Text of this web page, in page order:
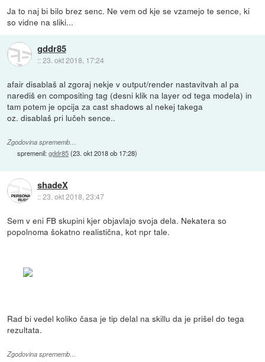
Ja to naj bi bilo brez senc. Ne vem od kje se vzamejo te sence, ki
so vidne na sliki...
gddr85
::23. okt 2018, 17:24
afair disablaš al zgoraj nekje v output/render nastavitvah al pa
narediš en compositing tag (desni klik na layer od tega modela) in
tam potem je opcija za cast shadows al nekej takega
oz. disablaš pri lučeh sence..
Zgodovina sprememb…
spremenil:gddr85(23. okt 2018 ob 17:28)
shadeX
::23. okt 2018, 23:47
Sem v eni FB skupini kjer objavlajo svoja dela. Nekatera so
popolnoma šokatno realistična, kot npr tale.
Rad bi vedel koliko časa je tip delal na skillu da je prišel do tega
rezultata.
Zgodovina sprememb…